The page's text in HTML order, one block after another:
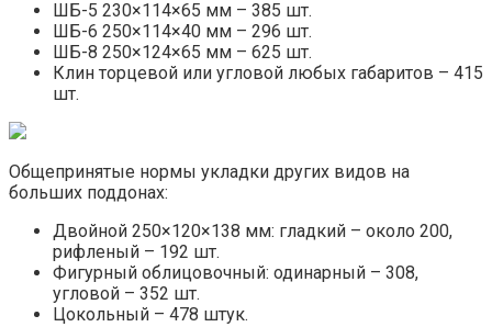
ШБ-5 230×114×65 мм – 385 шт.
ШБ-6 250×114×40 мм – 296 шт.
ШБ-8 250×124×65 мм – 625 шт.
Клин торцевой или угловой любых габаритов – 415
шт.
Общепринятые нормы укладки других видов на
больших поддонах:
Двойной 250×120×138 мм: гладкий – около 200,
рифленый – 192 шт.
Фигурный облицовочный: одинарный – 308,
угловой – 352 шт.
Цокольный – 478 штук.